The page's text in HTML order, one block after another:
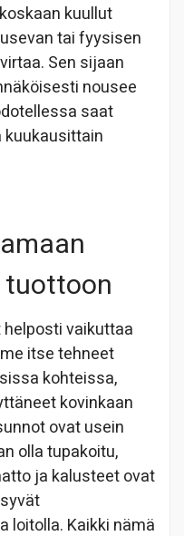
kuullut
tai fyysisen
Sen sijaan
nousee
saat
vaikuttaa
itse tehneet
kohteissa,
kovinkaan
ovat usein
olla tupakoitu,
ja kalusteet ovat
loitolla. Kaikki nämä